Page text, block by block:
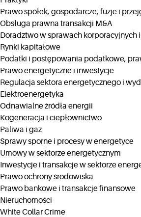
Prawo spółek, gospodarcze, fuzje i
Obsługa prawna transakcji M&A
Doradztwo w sprawach korporacyjnych
Rynki kapitałowe
Podatki i postępowania podatkowe,
Prawo energetyczne i inwestycje
Regulacja sektora energetycznego i
Elektroenergetyka
Odnawialne źródła energii
Kogeneracja i ciepłownictwo
Paliwa i gaz
Sprawy sporne i procesy w energetyce
Umowy w sektorze energetycznym
Inwestycje i transakcje w sektorze
Prawo ochrony środowiska
Prawo bankowe i transakcje finansowe
Nieruchomości
White Collar Crime